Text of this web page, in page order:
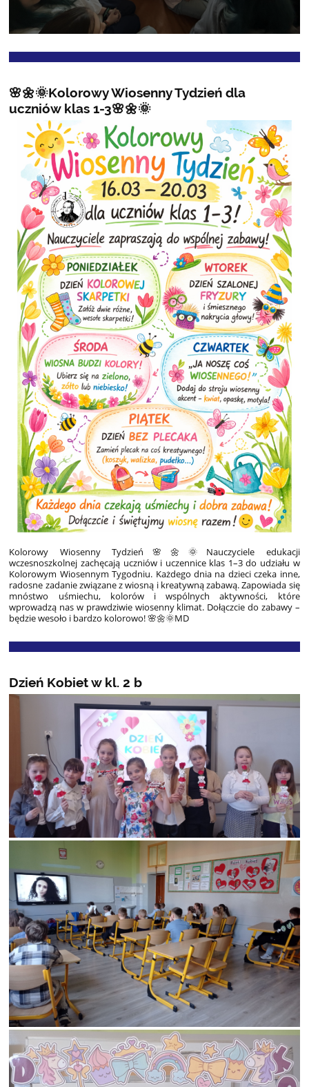
🌸🌼🌞Kolorowy Wiosenny Tydzień dla
uczniów klas 1-3🌸🌼🌞
Kolorowy Wiosenny Tydzień 🌸🌼🌞Nauczyciele edukacji
wczesnoszkolnej zachęcają uczniów i uczennice klas 1–3 do udziału w
Kolorowym Wiosennym Tygodniu. Każdego dnia na dzieci czeka inne,
radosne zadanie związane z wiosną i kreatywną zabawą. Zapowiada się
mnóstwo uśmiechu, kolorów i wspólnych aktywności, które
wprowadzą nas w prawdziwie wiosenny klimat. Dołączcie do zabawy –
będzie wesoło i bardzo kolorowo! 🌸🌼🌞MD
Dzień Kobiet w kl. 2 b